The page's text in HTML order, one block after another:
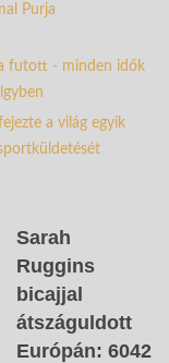
Purja
futott - minden idők
a világ egyik
Sarah
Ruggins
bicajjal
átszáguldott
Európán: 6042